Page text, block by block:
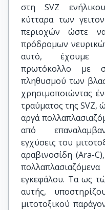
στη SVZ
κύτταρα των
περιοχών ώστε
πρόδρομων
αυτό, έχουμε
πρωτόκολλο με
πληθυσμού των
χρησιμοποιώντας
τραύματος της SVZ,
αργά
από
εγχύσεις του
αραβινοσίδη (Ara-
εγκεφάλου. Τα ως
αυτής,
μιτοτοξικού